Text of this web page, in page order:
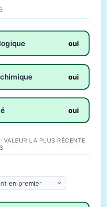
oui
oui
oui
· VALEUR LA PLUS RÉCENTE